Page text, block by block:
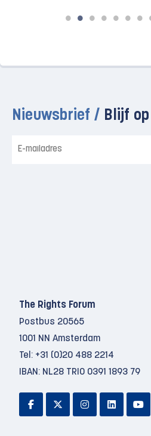
Nieuwsbrief / Blijf
mailadres
The Rights Forum
Postbus 20565
1001 NN Amsterdam
Tel: +31 (0)20 488 2214
IBAN: NL28 TRIO 0391 1893 79